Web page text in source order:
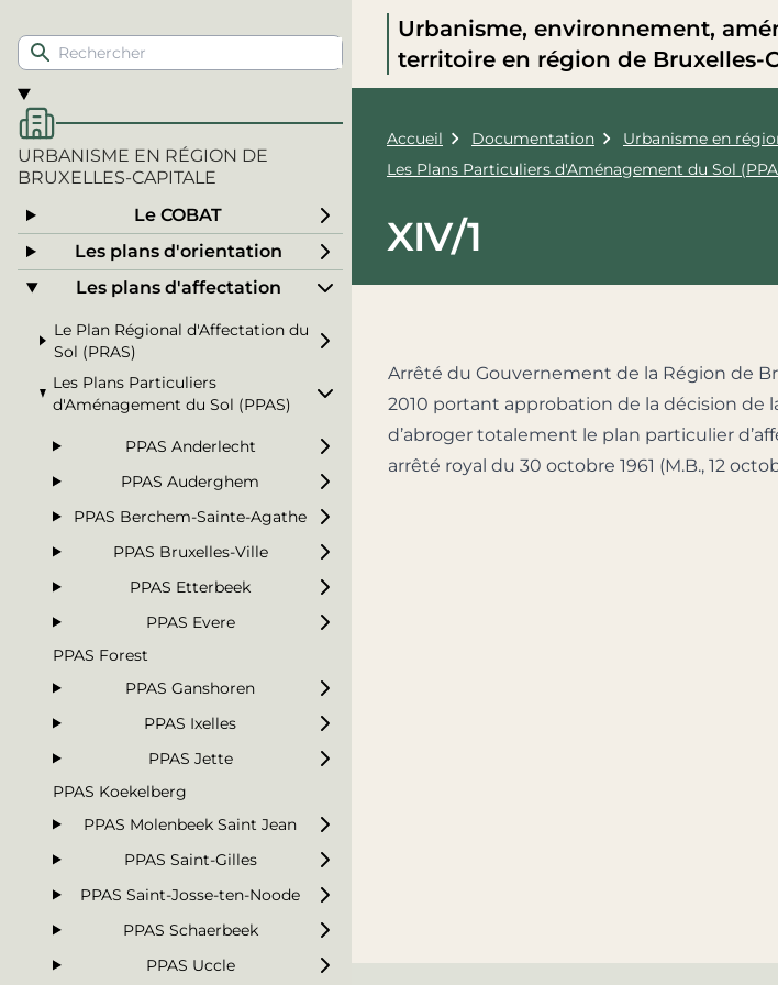
Urbanisme, environnement,
territoire en région de Bruxelles-
URBANISME EN RÉGION DE
BRUXELLES-CAPITALE
Le COBAT
Les plans d'orientation
Les plans d'affectation
Le Plan Régional d'Affectation du
Sol (PRAS)
Les Plans Particuliers
d'Aménagement du Sol (PPAS)
PPAS Anderlecht
PPAS Auderghem
PPAS Berchem-Sainte-Agathe
PPAS Bruxelles-Ville
PPAS Etterbeek
PPAS Evere
PPAS Forest
PPAS Ganshoren
PPAS Ixelles
PPAS Jette
PPAS Koekelberg
PPAS Molenbeek Saint Jean
PPAS Saint-Gilles
PPAS Saint-Josse-ten-Noode
PPAS Schaerbeek
PPAS Uccle
Accueil Documentation Urbanisme en
Les Plans Particuliers d'Aménagement du Sol
XIV/1
Arrêté du Gouvernement de la Région de
2010 portant approbation de la décision de
d’abroger totalement le plan particulier
arrêté royal du 30 octobre 1961 (M.B., 12